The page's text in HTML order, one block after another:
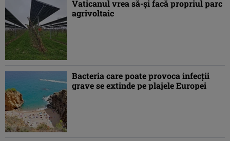
Vaticanul vrea să-și facă propriul parc
agrivoltaic
Bacteria care poate provoca infecții
grave se extinde pe plajele Europei